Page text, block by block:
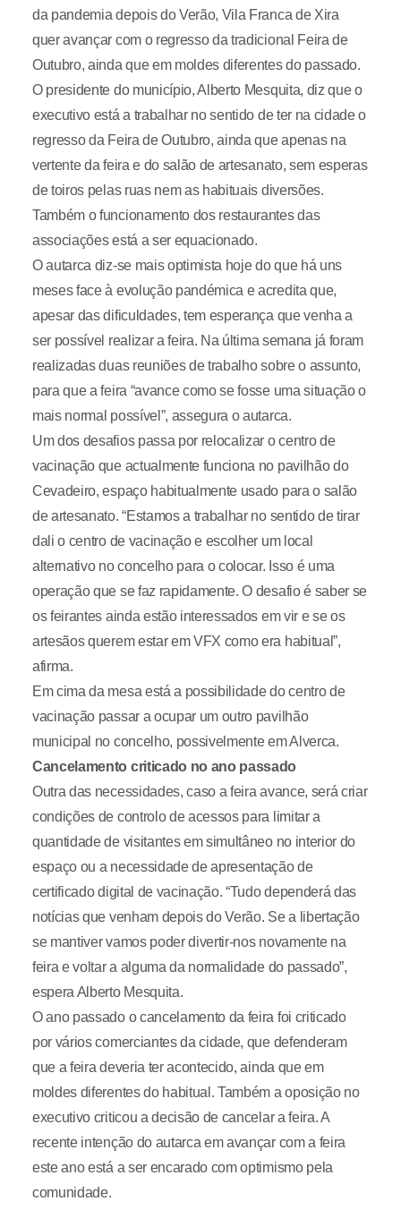
da pandemia depois do Verão, Vila Franca de Xira
quer avançar com o regresso da tradicional Feira de
Outubro, ainda que em moldes diferentes do passado.
O presidente do município, Alberto Mesquita, diz que o
executivo está a trabalhar no sentido de ter na cidade o
regresso da Feira de Outubro, ainda que apenas na
vertente da feira e do salão de artesanato, sem esperas
de toiros pelas ruas nem as habituais diversões.
Também o funcionamento dos restaurantes das
associações está a ser equacionado.
O autarca diz-se mais optimista hoje do que há uns
meses face à evolução pandémica e acredita que,
apesar das dificuldades, tem esperança que venha a
ser possível realizar a feira. Na última semana já foram
realizadas duas reuniões de trabalho sobre o assunto,
para que a feira “avance como se fosse uma situação o
mais normal possível”, assegura o autarca.
Um dos desafios passa por relocalizar o centro de
vacinação que actualmente funciona no pavilhão do
Cevadeiro, espaço habitualmente usado para o salão
de artesanato. “Estamos a trabalhar no sentido de tirar
dali o centro de vacinação e escolher um local
alternativo no concelho para o colocar. Isso é uma
operação que se faz rapidamente. O desafio é saber se
os feirantes ainda estão interessados em vir e se os
artesãos querem estar em VFX como era habitual”,
afirma.
Em cima da mesa está a possibilidade do centro de
vacinação passar a ocupar um outro pavilhão
municipal no concelho, possivelmente em Alverca.
Cancelamento criticado no ano passado
Outra das necessidades, caso a feira avance, será criar
condições de controlo de acessos para limitar a
quantidade de visitantes em simultâneo no interior do
espaço ou a necessidade de apresentação de
certificado digital de vacinação. “Tudo dependerá das
notícias que venham depois do Verão. Se a libertação
se mantiver vamos poder divertir-nos novamente na
feira e voltar a alguma da normalidade do passado”,
espera Alberto Mesquita.
O ano passado o cancelamento da feira foi criticado
por vários comerciantes da cidade, que defenderam
que a feira deveria ter acontecido, ainda que em
moldes diferentes do habitual. Também a oposição no
executivo criticou a decisão de cancelar a feira. A
recente intenção do autarca em avançar com a feira
este ano está a ser encarado com optimismo pela
comunidade.